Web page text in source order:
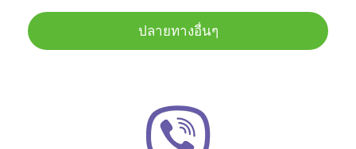
ปลายทางอื่นๆ